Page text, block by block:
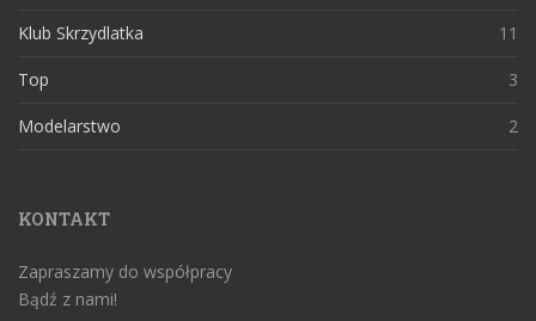
Klub Skrzydlatka 11
Top 3
Modelarstwo 2
KONTAKT
Zapraszamy do współpracy
Bądź z nami!